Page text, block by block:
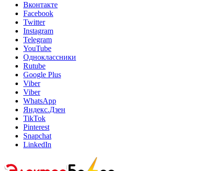
Вконтакте
Facebook
Twitter
Instagram
Telegram
YouTube
Одноклассники
Rutube
Google Plus
Viber
Viber
WhatsApp
Яндекс.Дзен
TikTok
Pinterest
Snapchat
LinkedIn